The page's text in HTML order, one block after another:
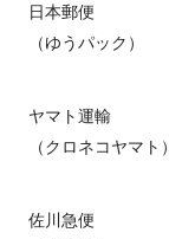
日本郵便
（ゆうパック）
ヤマト運輸
（クロネコヤマト）
佐川急便